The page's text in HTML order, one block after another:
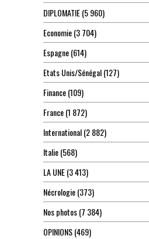
DIPLOMATIE(5 960)
Economie(3 704)
Espagne(614)
Etats Unis/Sénégal(127)
Finance(109)
France(1 872)
International(2 882)
Italie(568)
LA UNE(3 413)
Nécrologie(373)
Nos photos(7 384)
OPINIONS(469)